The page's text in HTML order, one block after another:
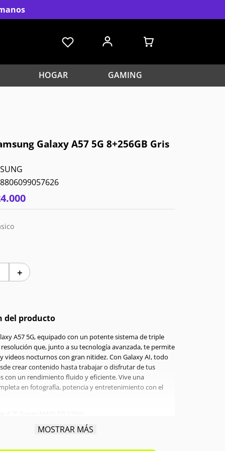
HOGAR GAMING
Galaxy A57 5G 8+256GB Gris
8806099057626
.000
＋
del producto
A57 5G, equipado con un potente sistema de triple
que, junto a su tecnología avanzada, te permite
videos nocturnos con gran nitidez. Con Galaxy AI, todo
crear contenido hasta trabajar o disfrutar de tus
con un rendimiento fluido y eficiente. Vive una
en fotografía, potencia y entretenimiento con el
Exynos 1680 Octa-core 2.9 GHz
MOSTRAR MÁS